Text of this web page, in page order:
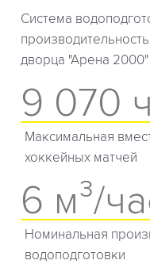
Система
дворца "Арена 2000"
9 070
Максимальная
хоккейных матчей
6 м³/
Номинальная
водоподготовки